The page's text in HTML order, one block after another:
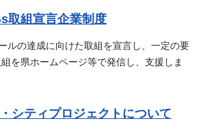
取組宣言企業制度
ルの達成に向けた取組を宣言し、一定の要
を県ホームページ等で発信し、支援しま
シティプロジェクトについて